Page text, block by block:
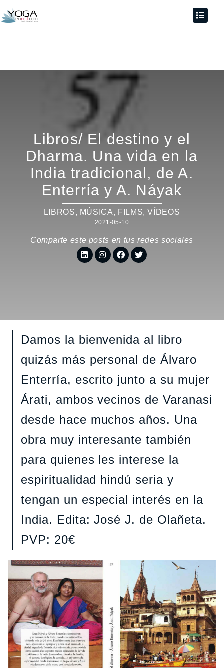
Libros/ El destino y el
Dharma. Una vida en la
India tradicional, de A.
Enterría y A. Náyak
LIBROS, MÚSICA, FILMS, VÍDEOS
2021-05-10
Comparte este posts en tus redes sociales
Damos la bienvenida al libro
quizás más personal de Álvaro
Enterría, escrito junto a su mujer
Árati, ambos vecinos de Varanasi
desde hace muchos años. Una
obra muy interesante también
para quienes les interese la
espiritualidad hindú seria y
tengan un especial interés en la
India. Edita: José J. de Olañeta.
PVP: 20€